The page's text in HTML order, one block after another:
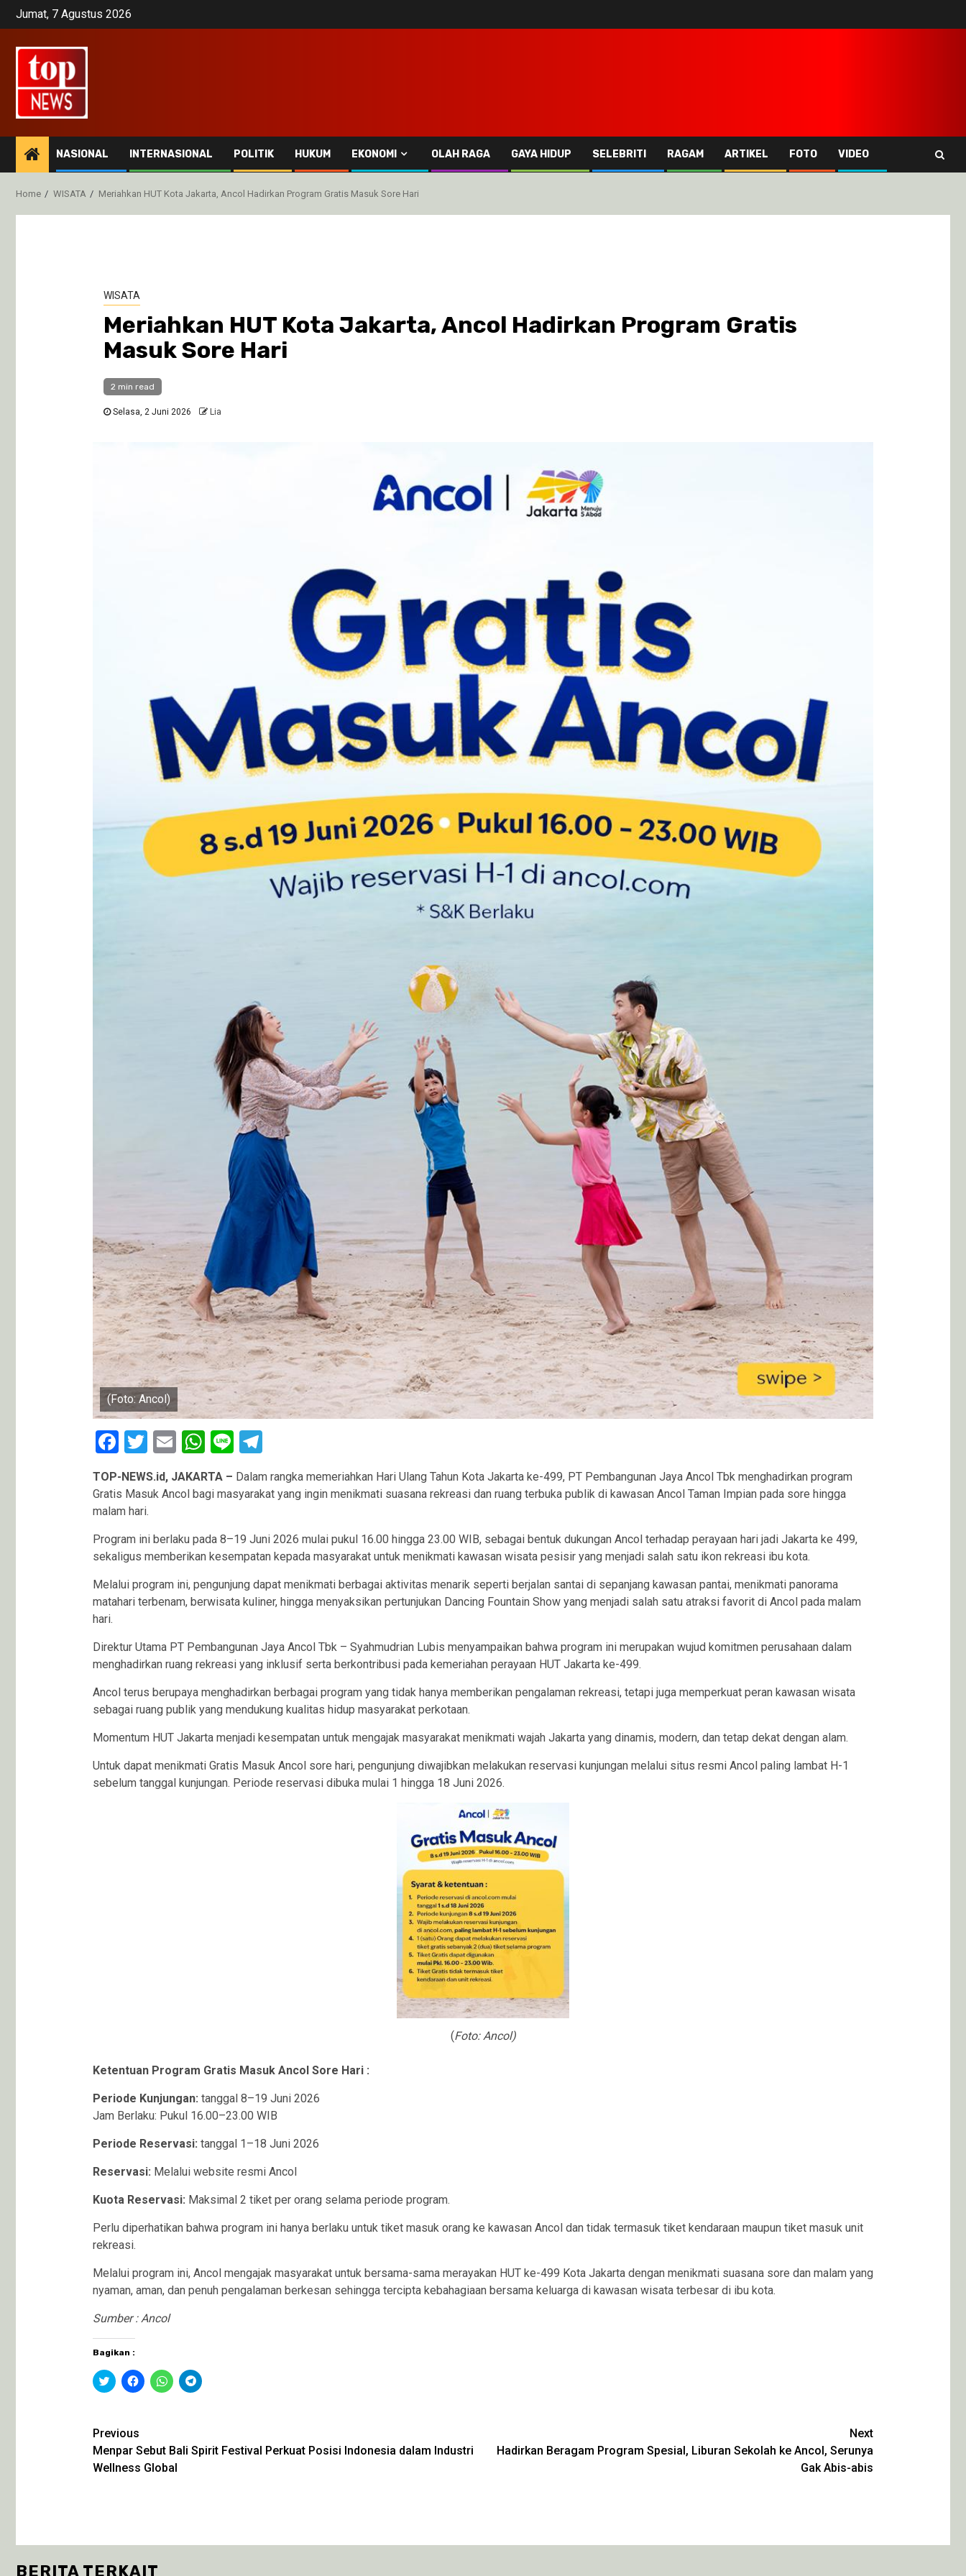
SkipJumat, 7 Agustus 2026
NASIONAL INTERNASIONAL POLITIK HUKUM EKONOMI OLAH RAGA GAYA HIDUP SELEBRITI RAGAM ARTIKEL FOTO VIDEO
Home WISATA Meriahkan HUT Kota Jakarta, Ancol Hadirkan Program Gratis Masuk Sore Hari
WISATA
Meriahkan HUT Kota Jakarta, Ancol Hadirkan Program Gratis
Masuk Sore Hari
2 min read
Selasa, 2 Juni 2026 Lia
(Foto: Ancol)
Facebook
Twitter
EmailWhatsApp
LineTelegram
TOP-NEWS.id, JAKARTA – Dalam rangka memeriahkan Hari Ulang Tahun Kota Jakarta ke-499, PT Pembangunan Jaya Ancol Tbk menghadirkan program
Gratis Masuk Ancol bagi masyarakat yang ingin menikmati suasana rekreasi dan ruang terbuka publik di kawasan Ancol Taman Impian pada sore hingga
malam hari.
Program ini berlaku pada 8–19 Juni 2026 mulai pukul 16.00 hingga 23.00 WIB, sebagai bentuk dukungan Ancol terhadap perayaan hari jadi Jakarta ke 499,
sekaligus memberikan kesempatan kepada masyarakat untuk menikmati kawasan wisata pesisir yang menjadi salah satu ikon rekreasi ibu kota.
Melalui program ini, pengunjung dapat menikmati berbagai aktivitas menarik seperti berjalan santai di sepanjang kawasan pantai, menikmati panorama
matahari terbenam, berwisata kuliner, hingga menyaksikan pertunjukan Dancing Fountain Show yang menjadi salah satu atraksi favorit di Ancol pada malam
hari.
Direktur Utama PT Pembangunan Jaya Ancol Tbk – Syahmudrian Lubis menyampaikan bahwa program ini merupakan wujud komitmen perusahaan dalam
menghadirkan ruang rekreasi yang inklusif serta berkontribusi pada kemeriahan perayaan HUT Jakarta ke-499.
Ancol terus berupaya menghadirkan berbagai program yang tidak hanya memberikan pengalaman rekreasi, tetapi juga memperkuat peran kawasan wisata
sebagai ruang publik yang mendukung kualitas hidup masyarakat perkotaan.
Momentum HUT Jakarta menjadi kesempatan untuk mengajak masyarakat menikmati wajah Jakarta yang dinamis, modern, dan tetap dekat dengan alam.
Untuk dapat menikmati Gratis Masuk Ancol sore hari, pengunjung diwajibkan melakukan reservasi kunjungan melalui situs resmi Ancol paling lambat H-1
sebelum tanggal kunjungan. Periode reservasi dibuka mulai 1 hingga 18 Juni 2026.
(Foto: Ancol)
Ketentuan Program Gratis Masuk Ancol Sore Hari :
Periode Kunjungan: tanggal 8–19 Juni 2026
Jam Berlaku: Pukul 16.00–23.00 WIB
Periode Reservasi: tanggal 1–18 Juni 2026
Reservasi: Melalui website resmi Ancol
Kuota Reservasi: Maksimal 2 tiket per orang selama periode program.
Perlu diperhatikan bahwa program ini hanya berlaku untuk tiket masuk orang ke kawasan Ancol dan tidak termasuk tiket kendaraan maupun tiket masuk unit
rekreasi.
Melalui program ini, Ancol mengajak masyarakat untuk bersama-sama merayakan HUT ke-499 Kota Jakarta dengan menikmati suasana sore dan malam yang
nyaman, aman, dan penuh pengalaman berkesan sehingga tercipta kebahagiaan bersama keluarga di kawasan wisata terbesar di ibu kota.
Sumber : Ancol
Bagikan :
Klik
untuk
jendela
baru)
Klik
untuk
yang
baru)
Klik
untuk
yang
baru)
Klik
untuk
yang
baru)
Continue
Reading
Previous
Menpar Sebut Bali Spirit Festival Perkuat Posisi Indonesia dalam Industri
Wellness Global
Next
Hadirkan Beragam Program Spesial, Liburan Sekolah ke Ancol, Serunya
Gak Abis-abis
BERITA TERKAIT